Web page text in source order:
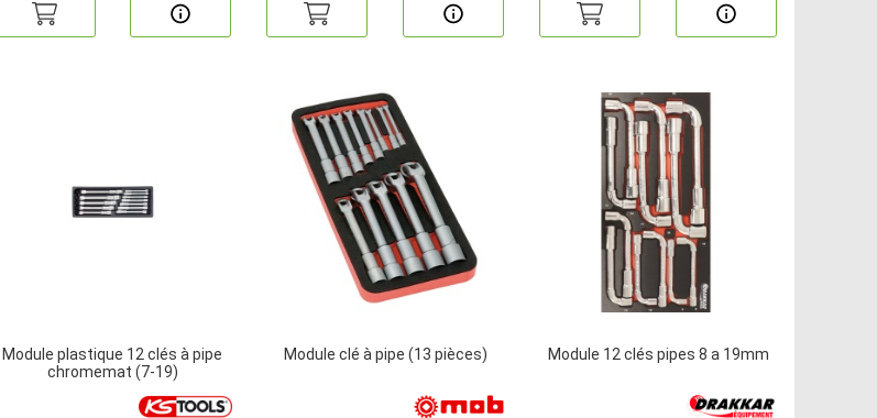
Module plastique 12 clés à pipe
chromemat (7-19)
Module clé à pipe (13 pièces) Module 12 clés pipes 8 a 19mm